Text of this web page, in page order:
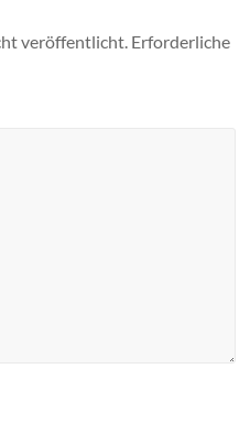
veröffentlicht. Erforderliche